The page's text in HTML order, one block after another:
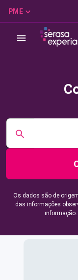
PME
Os dados são de
das informações